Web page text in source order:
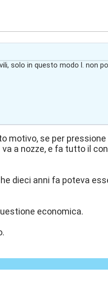
solo in questo modo l. non
motivo, se per
a nozze, e fa tutto il
dieci anni fa poteva
economica.